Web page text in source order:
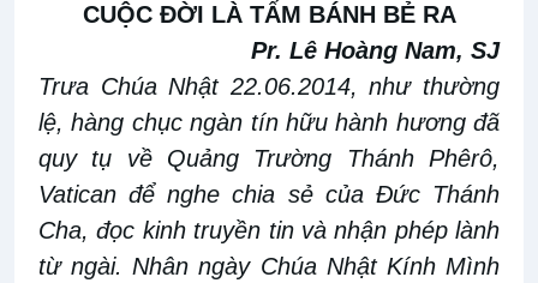
CUỘC ĐỜI LÀ TẤM BÁNH BẺ RA
Pr. Lê Hoàng Nam, SJ
Trưa Chúa Nhật 22.06.2014, như thường
lệ, hàng chục ngàn tín hữu hành hương đã
quy tụ về Quảng Trường Thánh Phêrô,
Vatican để nghe chia sẻ của Đức Thánh
Cha, đọc kinh truyền tin và nhận phép lành
từ ngài. Nhân ngày Chúa Nhật Kính Mình